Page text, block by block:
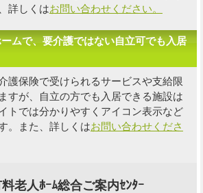
詳しくはお問い合わせください。
ムで、要介護ではない自立可でも入居
護保険で受けられるサービスや支給限
すが、自立の方でも入居できる施設は
トでは分かりやすくアイコン表示など
。また、詳しくはお問い合わせくださ
老人ﾎｰﾑ総合ご案内ｾﾝﾀｰ